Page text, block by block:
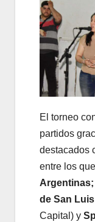
El torneo
partidos
destacados
entre los
Argentinas;
de San
Capital) y